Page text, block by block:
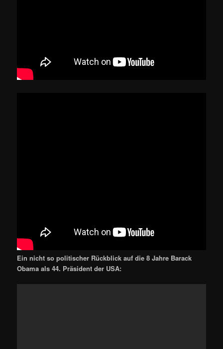
Ein nicht so politischer Rückblick auf die 8 Jahre Barack
Obama als 44. Präsident der USA: